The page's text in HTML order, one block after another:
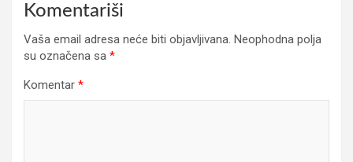
Komentariši
Vaša email adresa neće biti objavljivana. Neophodna polja
su označena sa *
Komentar *